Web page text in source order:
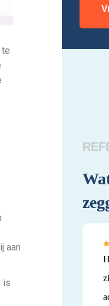
aan
is